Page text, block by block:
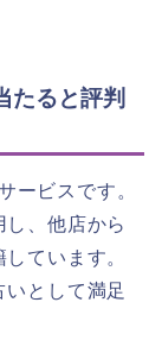
たると評判
ービスです。
、他店から
ています。
として満足